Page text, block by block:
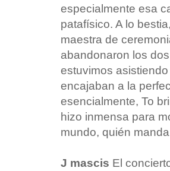
especialmente esa
patafísico. A lo
maestra de
abandonaron los
estuvimos
encajaban a la
esencialmente, To
hizo inmensa para
mundo, quién
J mascis El